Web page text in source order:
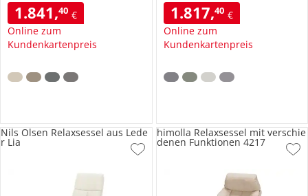
1.841,40 €
Online zum
Kundenkartenpreis
1.817,40 €
Online zum
Kundenkartenpreis
Nils Olsen Relaxsessel aus Lede
r Lia
himolla Relaxsessel mit verschie
denen Funktionen 4217